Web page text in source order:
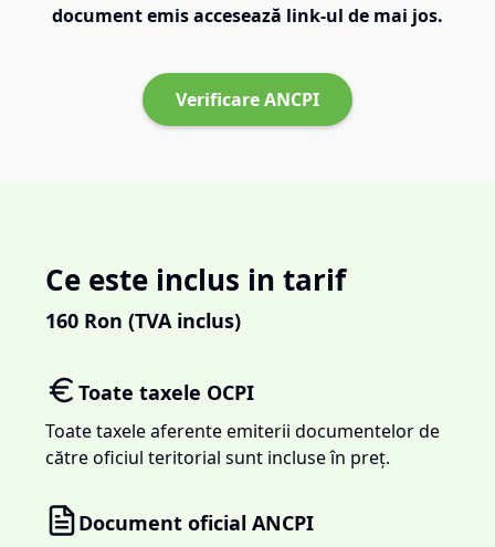
document emis accesează link-ul de mai jos.
Verificare ANCPI
Ce este inclus in tarif
160 Ron (TVA inclus)
Toate taxele OCPI
Toate taxele aferente emiterii documentelor de
către oficiul teritorial sunt incluse în preț.
Document oficial ANCPI